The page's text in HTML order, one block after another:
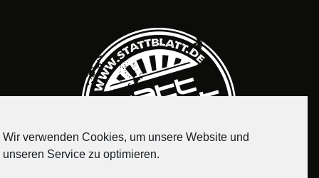
Wir verwenden Cookies, um unsere Website und
unseren Service zu optimieren.